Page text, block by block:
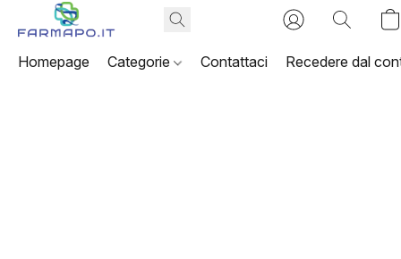
Homepage Categorie Contattaci Recedere dal